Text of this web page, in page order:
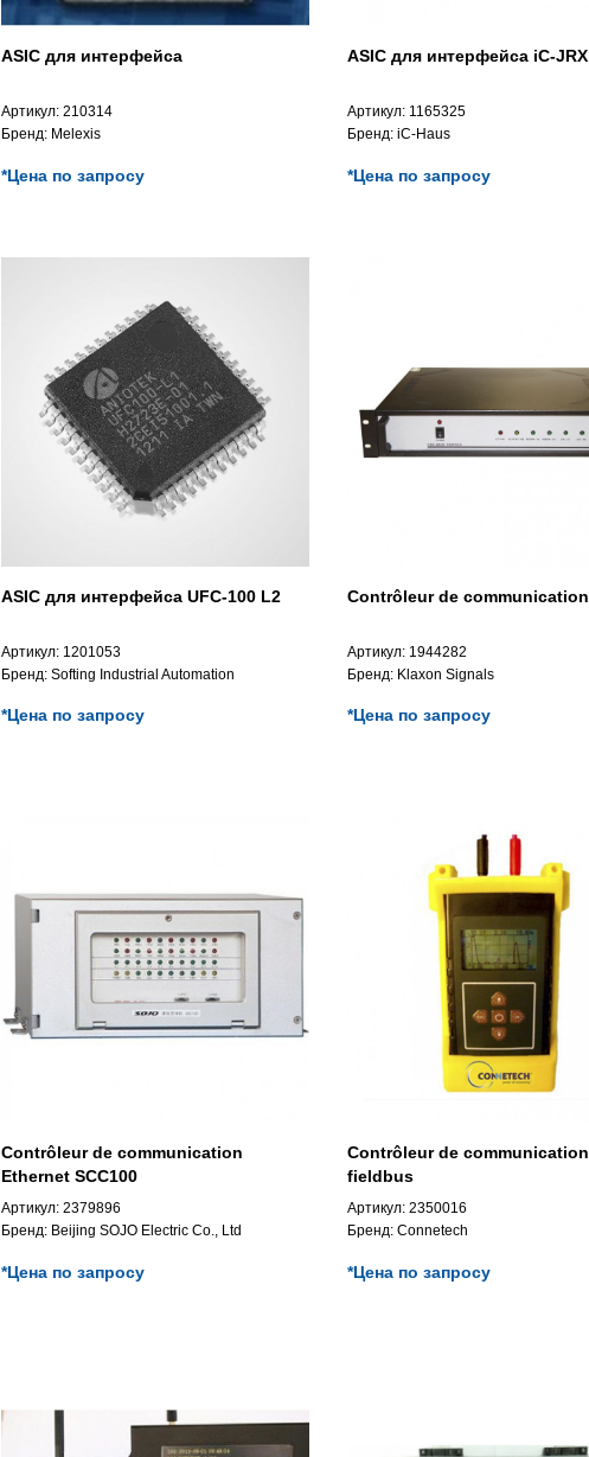
ASIC для интерфейса
Артикул: 210314
Бренд: Melexis
*Цена по запросу
ASIC для интерфейса iC-JRX
Артикул: 1165325
Бренд: iC-Haus
*Цена по запросу
ASIC для интерфейса UFC-100 L2
Артикул: 1201053
Бренд: Softing Industrial Automation
*Цена по запросу
Contrôleur de communication
Артикул: 1944282
Бренд: Klaxon Signals
*Цена по запросу
Contrôleur de communication
Ethernet SCC100
Артикул: 2379896
Бренд: Beijing SOJO Electric Co., Ltd
*Цена по запросу
Contrôleur de communication
fieldbus
Артикул: 2350016
Бренд: Connetech
*Цена по запросу